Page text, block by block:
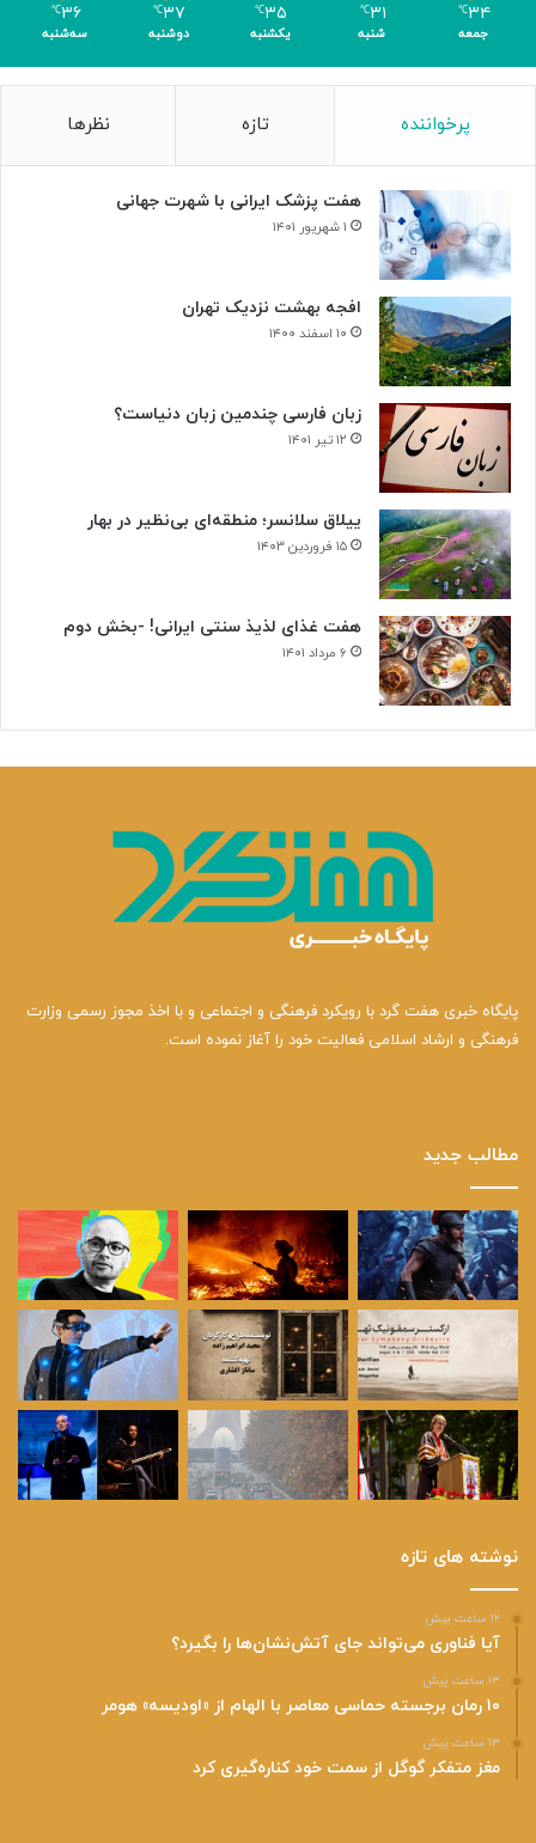
۳۴℃
جمعه
۳۱℃
شنبه
۳۵℃
یکشنبه
۳۷℃
دوشنبه
۳۶℃
سه‌شنبه
پرخواننده تازه نظرها
هفت پزشک ایرانی با شهرت جهانی
۱ شهریور ۱۴۰۱
افجه بهشت نزدیک تهران
۱۰ اسفند ۱۴۰۰
زبان فارسی چندمین زبان دنیاست؟
۱۲ تیر ۱۴۰۱
ییلاق سلانسر؛ منطقه‌ای بی‌نظیر در بهار
۱۵ فروردین ۱۴۰۳
هفت غذای لذیذ سنتی ایرانی! -بخش دوم
۶ مرداد ۱۴۰۱
پایگاه خبری هفت گرد با رویکرد فرهنگی و اجتماعی و با اخذ مجوز رسمی وزارت
فرهنگی و ارشاد اسلامی فعالیت خود را آغاز نموده است.
مطالب جدید
نوشته های تازه
۱۲ ساعت پیش
آیا فناوری می‌تواند جای آتش‌نشان‌ها را بگیرد؟
۱۳ ساعت پیش
۱۰ رمان برجسته حماسی معاصر با الهام از «اودیسه» هومر
۱۳ ساعت پیش
مغز متفکر گوگل از سمت خود کناره‌گیری کرد